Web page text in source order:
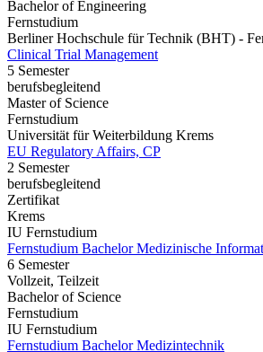
Bachelor of Engineering
Fernstudium
Berliner Hochschule für Technik (BHT) -
Clinical Trial Management
5 Semester
berufsbegleitend
Master of Science
Fernstudium
Universität für Weiterbildung Krems
EU Regulatory Affairs, CP
2 Semester
berufsbegleitend
Zertifikat
Krems
IU Fernstudium
Fernstudium Bachelor Medizinische
6 Semester
Vollzeit, Teilzeit
Bachelor of Science
Fernstudium
IU Fernstudium
Fernstudium Bachelor Medizintechnik